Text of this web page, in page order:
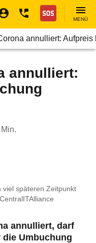
Nothilfe
MENÜ
annulliert:
annulliert:
viel späteren Zeitpunkt
annulliert, darf
Umbuchung